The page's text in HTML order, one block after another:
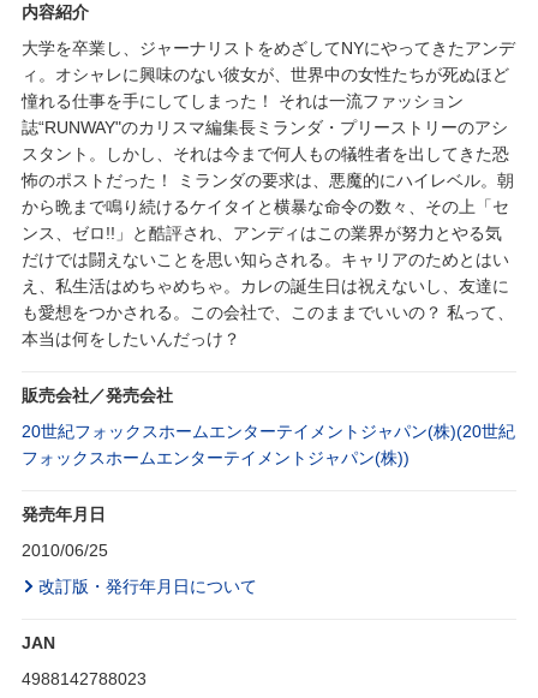
内容紹介
大学を卒業し、ジャーナリストをめざしてNYにやってきたアンデ
ィ。オシャレに興味のない彼女が、世界中の女性たちが死ぬほど
憧れる仕事を手にしてしまった！ それは一流ファッション
誌“RUNWAY"のカリスマ編集長ミランダ・プリーストリーのアシ
スタント。しかし、それは今まで何人もの犠牲者を出してきた恐
怖のポストだった！ ミランダの要求は、悪魔的にハイレベル。朝
から晩まで鳴り続けるケイタイと横暴な命令の数々、その上「セ
ンス、ゼロ!!」と酷評され、アンディはこの業界が努力とやる気
だけでは闘えないことを思い知らされる。キャリアのためとはい
え、私生活はめちゃめちゃ。カレの誕生日は祝えないし、友達に
も愛想をつかされる。この会社で、このままでいいの？ 私って、
本当は何をしたいんだっけ？
販売会社／発売会社
20世紀フォックスホームエンターテイメントジャパン(株)(20世紀
フォックスホームエンターテイメントジャパン(株))
発売年月日
2010/06/25
改訂版・発行年月日について
JAN
4988142788023